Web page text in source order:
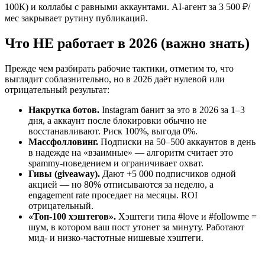
100К) и коллабы с равными аккаунтами. AI-агент за 3 500 ₽/
мес закрывает рутину публикаций.
Что НЕ работает в 2026 (важно знать)
Прежде чем разбирать рабочие тактики, отметим то, что
выглядит соблазнительно, но в 2026 даёт нулевой или
отрицательный результат:
Накрутка ботов. Instagram банит за это в 2026 за 1–3
дня, а аккаунт после блокировки обычно не
восстанавливают. Риск 100%, выгода 0%.
Массфолловинг. Подписки на 50–500 аккаунтов в день
в надежде на «взаимные» — алгоритм считает это
spammy-поведением и ограничивает охват.
Гивы (giveaway). Дают +5 000 подписчиков одной
акцией — но 80% отписываются за неделю, а
engagement rate проседает на месяцы. ROI
отрицательный.
«Топ-100 хэштегов». Хэштеги типа #love и #followme =
шум, в котором ваш пост утонет за минуту. Работают
мид- и низко-частотные нишевые хэштеги.